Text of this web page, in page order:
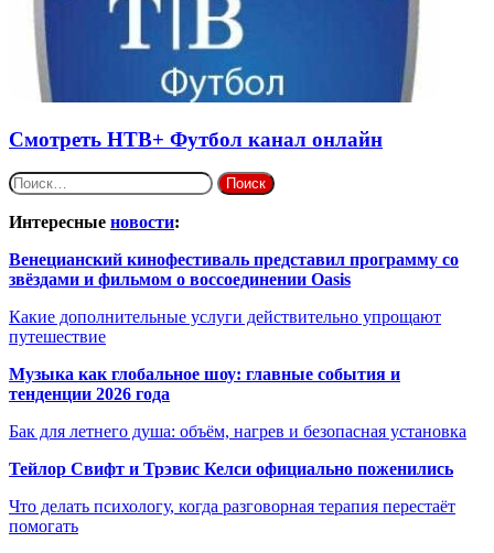
Смотреть НТВ+ Футбол канал онлайн
Найти:
Интересные новости:
Венецианский кинофестиваль представил программу со
звёздами и фильмом о воссоединении Oasis
Какие дополнительные услуги действительно упрощают
путешествие
Музыка как глобальное шоу: главные события и
тенденции 2026 года
Бак для летнего душа: объём, нагрев и безопасная установка
Тейлор Свифт и Трэвис Келси официально поженились
Что делать психологу, когда разговорная терапия перестаёт
помогать